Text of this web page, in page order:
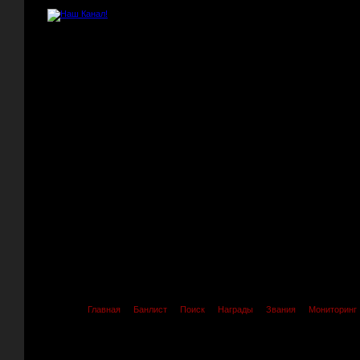
Главная Банлист Поиск Награды Звания Мониторинг